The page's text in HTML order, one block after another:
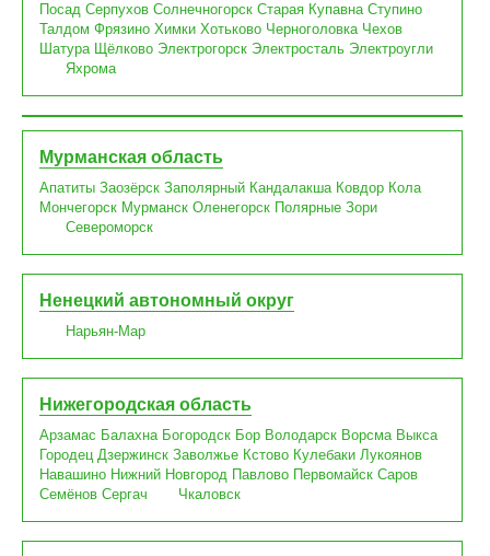
Посад Серпухов Солнечногорск Старая Купавна Ступино
Талдом Фрязино Химки Хотьково Черноголовка Чехов
Шатура Щёлково Электрогорск Электросталь Электроугли
Яхрома
Мурманская область
Апатиты Заозёрск Заполярный Кандалакша Ковдор Кола
Мончегорск Мурманск Оленегорск Полярные Зори
Североморск
Ненецкий автономный округ
Нарьян-Мар
Нижегородская область
Арзамас Балахна Богородск Бор Володарск Ворсма Выкса
Городец Дзержинск Заволжье Кстово Кулебаки Лукоянов
Навашино Нижний Новгород Павлово Первомайск Саров
Семёнов Сергач Чкаловск